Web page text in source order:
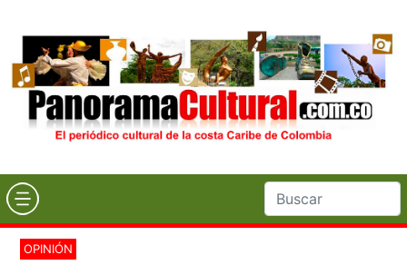
OPINIÓN